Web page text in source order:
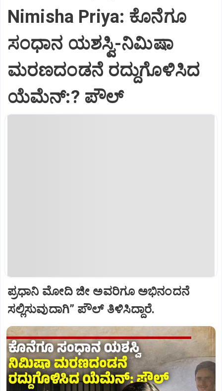
Nimisha Priya: ಕೊನೆಗೂ
ಸಂಧಾನ ಯಶಸ್ವಿ-ನಿಮಿಷಾ
ಮರಣದಂಡನೆ ರದ್ದುಗೊಳಿಸಿದ
ಯೆಮೆನ್:? ಪೌಲ್
ಪ್ರಧಾನಿ ಮೋದಿ ಜೀ ಅವರಿಗೂ ಅಭಿನಂದನೆ
ಸಲ್ಲಿಸುವುದಾಗಿ” ಪೌಲ್‌ ತಿಳಿಸಿದ್ದಾರೆ.